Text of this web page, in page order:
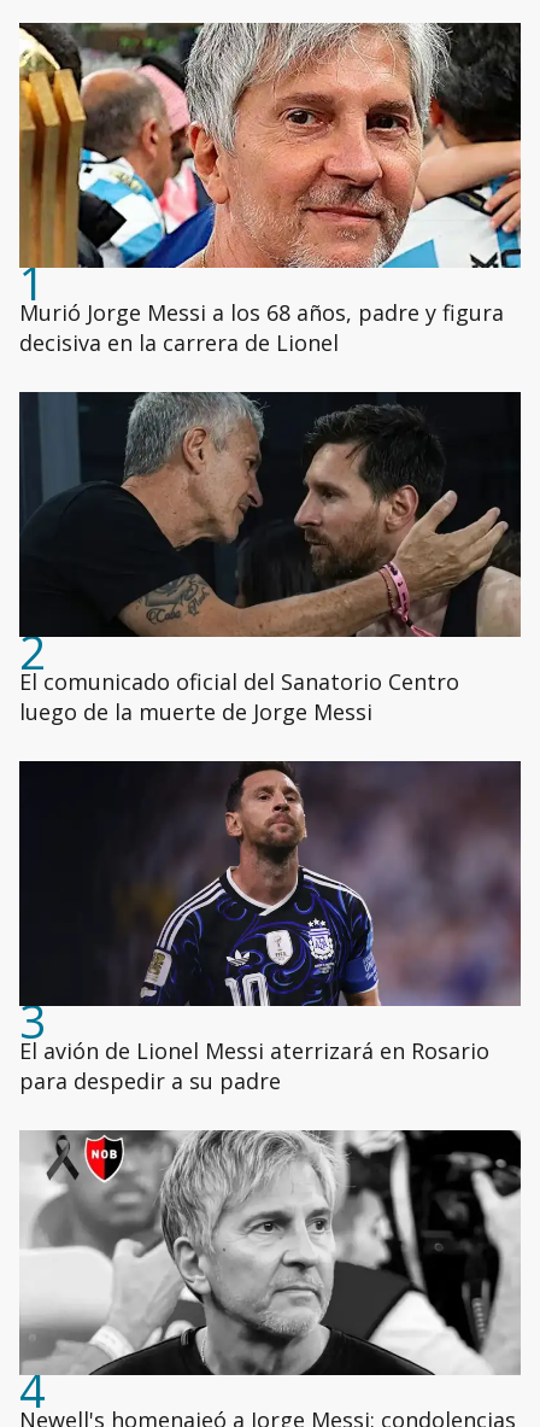
1
Murió Jorge Messi a los 68 años, padre y figura
decisiva en la carrera de Lionel
2
El comunicado oficial del Sanatorio Centro
luego de la muerte de Jorge Messi
3
El avión de Lionel Messi aterrizará en Rosario
para despedir a su padre
4
Newell's homenajeó a Jorge Messi: condolencias